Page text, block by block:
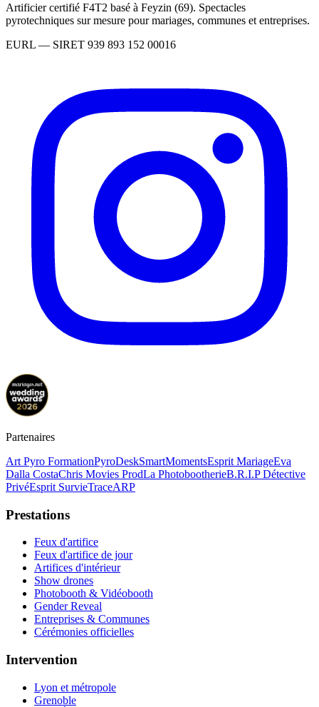
Artificier certifié F4T2 basé à Feyzin (69). Spectacles
pyrotechniques sur mesure pour mariages, communes et entreprises.
EURL — SIRET 939 893 152 00016
Partenaires
Art Pyro FormationPyroDeskSmartMomentsEsprit MariageEva
Dalla CostaChris Movies ProdLa PhotobootherieB.R.I.P Détective
PrivéEsprit SurvieTraceARP
Prestations
Feux d'artifice
Feux d'artifice de jour
Artifices d'intérieur
Show drones
Photobooth & Vidéobooth
Gender Reveal
Entreprises & Communes
Cérémonies officielles
Intervention
Lyon et métropole
Grenoble